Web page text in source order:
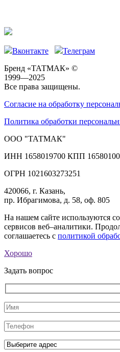
Вконтакте
Телеграм
Бренд «ТАТМАК» ©
1999—2025
Все права защищены.
Согласие на обработку
Политика обработки
ООО "ТАТМАК"
ИНН 1658019700 КПП
ОГРН 1021603273251
420066, г. Казань,
пр. Ибрагимова, д. 58, оф. 805
На нашем сайте используются
сервисов веб–аналитики.
соглашаетесь с политикой
Хорошо
Задать вопрос